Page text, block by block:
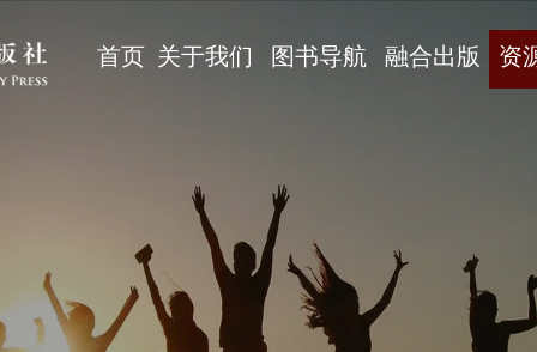
首页 关于我们 图书导航 融合出版 资